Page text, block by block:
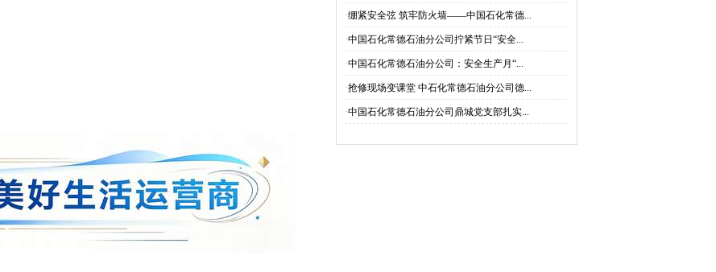
·绷紧安全弦 筑牢防火墙——中国石化常德...
·中国石化常德石油分公司拧紧节日“安全...
·中国石化常德石油分公司：安全生产月“...
·抢修现场变课堂 中石化常德石油分公司德...
·中国石化常德石油分公司鼎城党支部扎实...